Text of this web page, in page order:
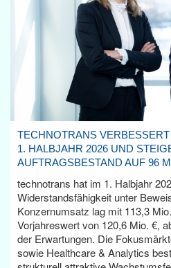
TECHNOTRANS
1. HALBJAHR 2026 UND
AUFTRAGSBESTAND AUF 96
technotrans hat im 1. Halbjahr
Widerstandsfähigkeit unter
Konzernumsatz lag mit 113,3
Vorjahreswert von 120,6 Mio. €,
der Erwartungen. Die
sowie Healthcare & Analytics